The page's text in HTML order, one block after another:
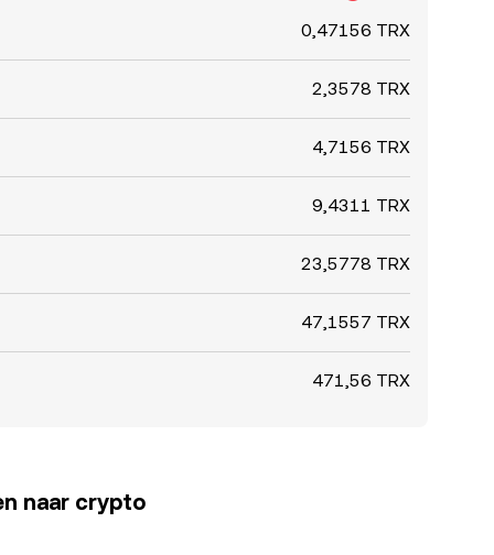
0,47156 TRX
2,3578 TRX
4,7156 TRX
9,4311 TRX
23,5778 TRX
47,1557 TRX
471,56 TRX
naar crypto